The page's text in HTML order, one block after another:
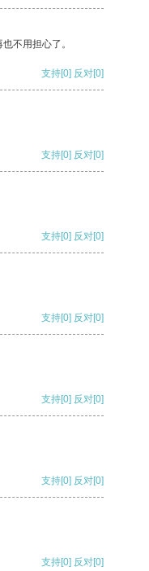
不用担心了。
支持[0] 反对[0]
支持[0] 反对[0]
支持[0] 反对[0]
支持[0] 反对[0]
支持[0] 反对[0]
支持[0] 反对[0]
支持[0] 反对[0]